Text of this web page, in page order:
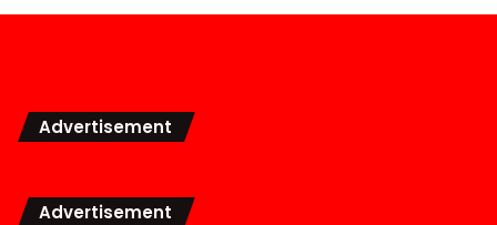
Advertisement
Advertisement